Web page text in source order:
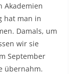
Akademien
hat man in
Damals, um
wir sie
September
übernahm.